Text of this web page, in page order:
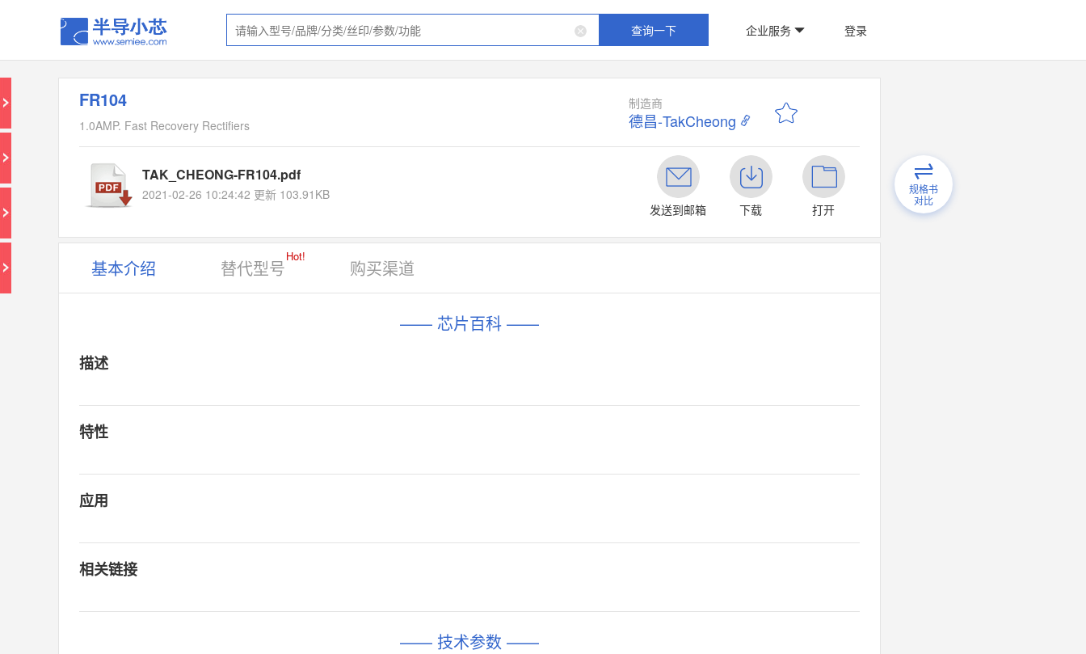
查询一下 企业服务 登录
FR104
1.0AMP. Fast Recovery Rectifiers
制造商
德昌-TakCheong
TAK_CHEONG-FR104.pdf
2021-02-26 10:24:42 更新 103.91KB
发送到邮箱
下载 打开
规格书
对比
基本介绍 替代型号
Hot!
购买渠道
—— 芯片百科 ——
描述
特性
应用
相关链接
—— 技术参数 ——